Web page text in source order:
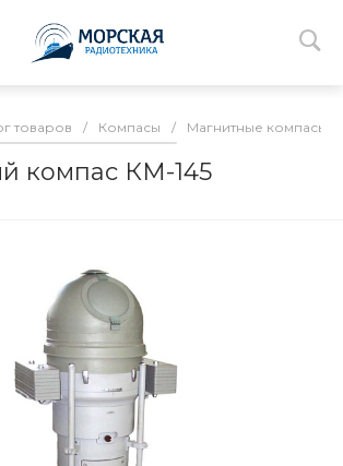
товаров / Компасы / Магнитные компасы
компас КМ-145